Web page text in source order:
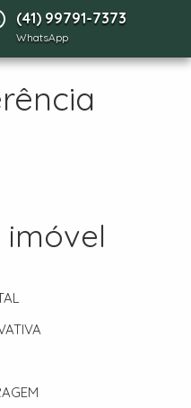
(41) 99791-7373
WhatsApp